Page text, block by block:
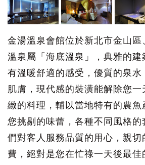
金湯溫泉會館位於新北市金山區
溫泉屬「海底溫泉」，典雅的
有溫暖舒適的感受，優質的泉水
肌膚，現代感的裝潢能解除您
緻的料理，輔以當地特有的農魚
您挑剔的味蕾，各種不同風格
們對客人服務品質的用心，親切
費，絕對是您在忙祿一天後最佳